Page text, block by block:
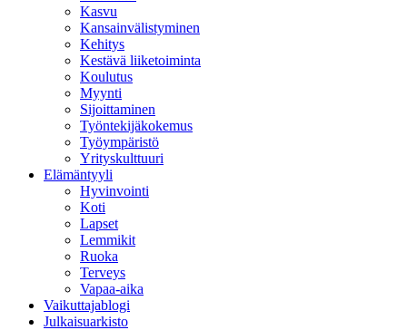
Kasvu
Kansainvälistyminen
Kehitys
Kestävä liiketoiminta
Koulutus
Myynti
Sijoittaminen
Työntekijäkokemus
Työympäristö
Yrityskulttuuri
Elämäntyyli
Hyvinvointi
Koti
Lapset
Lemmikit
Ruoka
Terveys
Vapaa-aika
Vaikuttajablogi
Julkaisuarkisto